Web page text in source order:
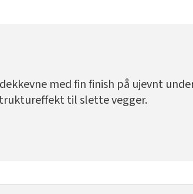
med fin finish på ujevnt
til slette vegger.